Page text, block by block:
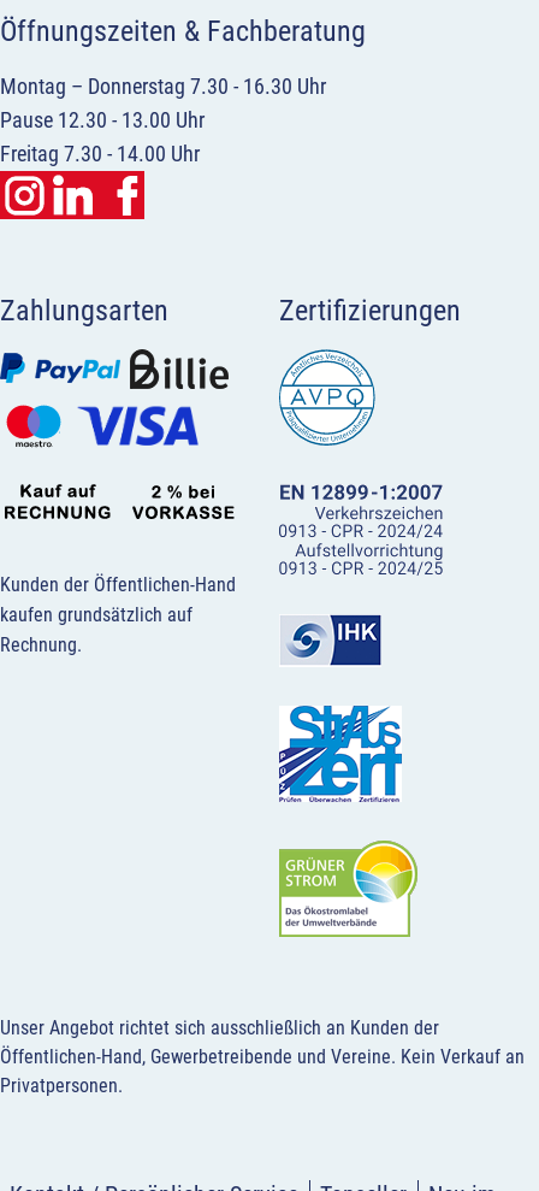
Öffnungszeiten & Fachberatung
Montag – Donnerstag 7.30 - 16.30 Uhr
Pause 12.30 - 13.00 Uhr
Freitag 7.30 - 14.00 Uhr
Zahlungsarten
Kunden der Öffentlichen-Hand
kaufen grundsätzlich auf
Rechnung.
Zertifizierungen
Unser Angebot richtet sich ausschließlich an Kunden der
Öffentlichen-Hand, Gewerbetreibende und Vereine. Kein Verkauf an
Privatpersonen.